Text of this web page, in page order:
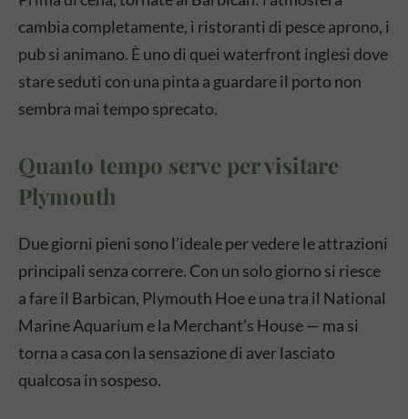
cambia completamente, i ristoranti di pesce aprono, i
pub si animano. È uno di quei waterfront inglesi dove
stare seduti con una pinta a guardare il porto non
sembra mai tempo sprecato.
Quanto tempo serve per visitare
Plymouth
Due giorni pieni sono l’ideale per vedere le attrazioni
principali senza correre. Con un solo giorno si riesce
a fare il Barbican, Plymouth Hoe e una tra il National
Marine Aquarium e la Merchant’s House — ma si
torna a casa con la sensazione di aver lasciato
qualcosa in sospeso.